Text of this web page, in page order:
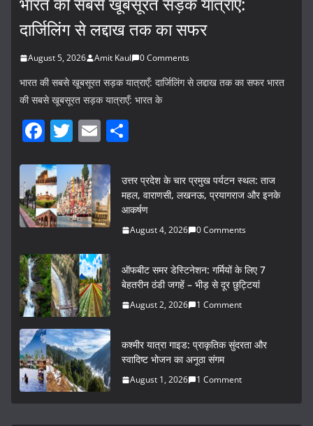
दार्जिलिंग से लद्दाख तक का सफर
August 5, 2026 Amit Kaul 0 Comments
भारत की सबसे खूबसूरत सड़क यात्राएँ: दार्जिलिंग से लद्दाख तक का सफर भारत
की सबसे खूबसूरत सड़क यात्राएँ: भारत के
F
c
e
b
o
k
T
itt
er
E
ai
l
ar
e
उत्तर प्रदेश के चार प्रमुख पर्यटन स्थल: ताज
महल, वाराणसी, लखनऊ, प्रयागराज और इनके
आकर्षण
August 4, 2026 0 Comments
ऑफबीट समर डेस्टिनेशन: गर्मियों के लिए 7
बेहतरीन ठंडी जगहें – भीड़ से दूर छुट्टियां
August 2, 2026 1 Comment
कश्मीर यात्रा गाइड: प्राकृतिक सुंदरता और
स्वादिष्ट भोजन का अनूठा संगम
August 1, 2026 1 Comment